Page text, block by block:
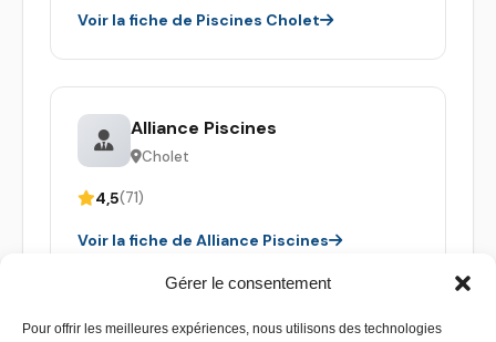
Gérer le consentement
Pour offrir les meilleures expériences, nous utilisons des technologies
Voir la fiche de Piscines Cholet
Alliance Piscines
Cholet
4,5(71)
Voir la fiche de Alliance Piscines